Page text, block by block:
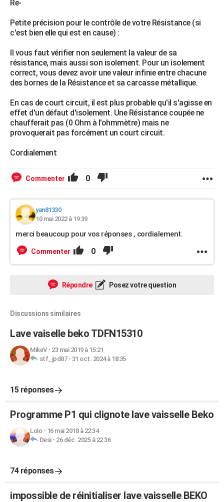
Re-
Petite précision pour le contrôle de votre Résistance (si
c'est bien elle qui est en cause) :
Il vous faut vérifier non seulement la valeur de sa
résistance, mais aussi son isolement. Pour un isolement
correct, vous devez avoir une valeur infinie entre chacune
des bornes de la Résistance et sa carcasse métallique.
En cas de court circuit, il est plus probable qu'il s'agisse en
effet d'un défaut d'isolement. Une Résistance coupée ne
chaufferait pas (0 Ohm à l'ohmmètre) mais ne
provoquerait pas forcément un court circuit.
Cordialement
Commenter 0
yan81330
10 mai 2022 à 19:39
merci beaucoup pour vos réponses , cordialement.
Commenter 0
Répondre Posez votre question
Discussions similaires
Lave vaiselle beko TDFN15310
MikeV- 23 mai 2019 à 15:21
stf_jpd87- 31 oct. 2024 à 18:35
15 réponses
Programme P1 qui clignote lave vaisselle Beko
Lolo- 16 mai 2018 à 22:34
Desi- 26 déc. 2025 à 22:36
74 réponses
impossible de réinitialiser lave vaisselle BEKO